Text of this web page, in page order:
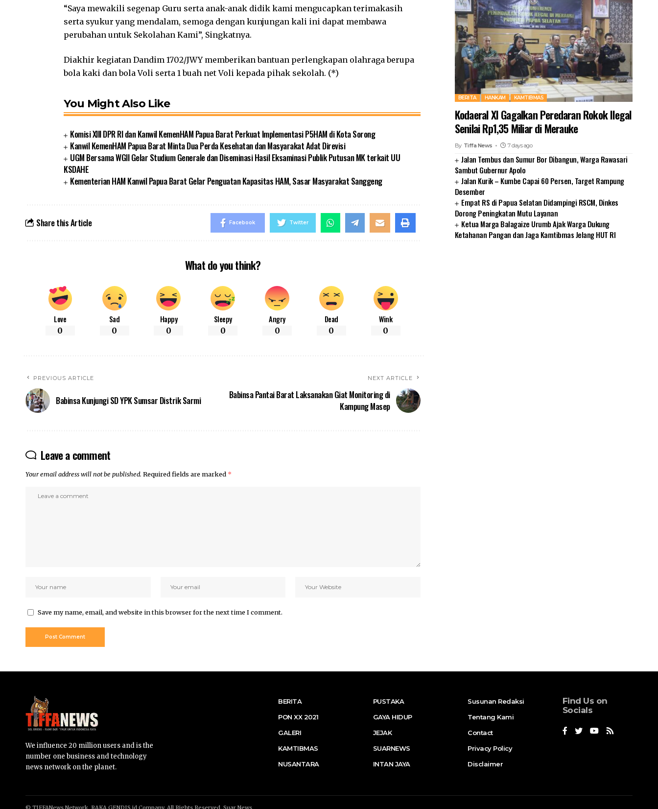
“Saya mewakili segenap Guru serta anak-anak didik kami mengucapkan terimakasih
serta syukur yang mendalam, semoga dengan kunjungan kali ini dapat membawa
perubahan untuk Sekolahan Kami”, Singkatnya.
Diakhir kegiatan Dandim 1702/JWY memberikan bantuan perlengkapan olahraga berupa
bola kaki dan bola Voli serta 1 buah net Voli kepada pihak sekolah. (*)
You Might Also Like
Komisi XIII DPR RI dan Kanwil KemenHAM Papua Barat Perkuat Implementasi P5HAM di Kota Sorong
Kanwil KemenHAM Papua Barat Minta Dua Perda Kesehatan dan Masyarakat Adat Direvisi
UGM Bersama WGII Gelar Studium Generale dan Diseminasi Hasil Eksaminasi Publik Putusan MK terkait UU
KSDAHE
Kementerian HAM Kanwil Papua Barat Gelar Penguatan Kapasitas HAM, Sasar Masyarakat Sanggeng
Share this Article Facebook Twitter
What do you think?
Love
0
Sad
0
Happy
0
Sleepy
0
Angry
0
Dead
0
Wink
0
PREVIOUS ARTICLE
Babinsa Kunjungi SD YPK Sumsar Distrik Sarmi
NEXT ARTICLE
Babinsa Pantai Barat Laksanakan Giat Monitoring di
Kampung Masep
Leave a comment
Your email address will not be published. Required fields are marked *
Save my name, email, and website in this browser for the next time I comment.
BERITA HANKAM KAMTIBMAS
Kodaeral XI Gagalkan Peredaran Rokok Ilegal
Senilai Rp1,35 Miliar di Merauke
By Tiffa News 7 days ago
Jalan Tembus dan Sumur Bor Dibangun, Warga Rawasari
Sambut Gubernur Apolo
Jalan Kurik – Kumbe Capai 60 Persen, Target Rampung
Desember
Empat RS di Papua Selatan Didampingi RSCM, Dinkes
Dorong Peningkatan Mutu Layanan
Ketua Marga Balagaize Urumb Ajak Warga Dukung
Ketahanan Pangan dan Jaga Kamtibmas Jelang HUT RI
We influence 20 million users and is the
number one business and technology
news network on the planet.
BERITA
PON XX 2021
GALERI
KAMTIBMAS
NUSANTARA
PUSTAKA
GAYA HIDUP
JEJAK
SUARNEWS
INTAN JAYA
Susunan Redaksi
Tentang Kami
Contact
Privacy Policy
Disclaimer
Find Us on
Socials
© TIFFANews Network. RAKA GENDIS.id Company. All Rights Reserved. Suar News